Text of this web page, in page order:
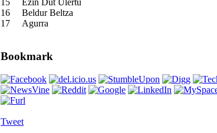
16
Beldur Beltza
17
Agurra
Bookmark
Tweet